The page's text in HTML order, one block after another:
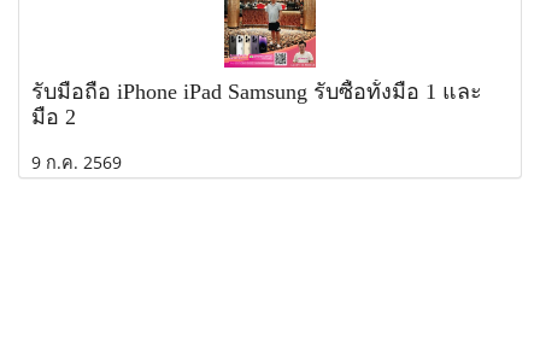
รับมือถือ iPhone iPad Samsung รับซื้อทั้งมือ 1 และ
มือ 2
9 ก.ค. 2569